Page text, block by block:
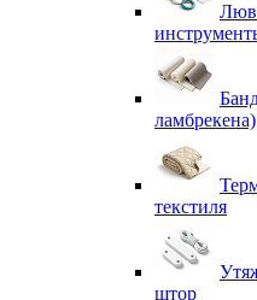
ламбрекена)
текстиля
штор